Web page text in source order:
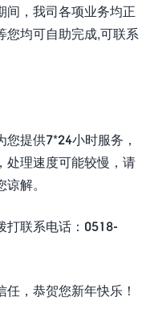
间，我司各项业务均正
您均可自助完成,可联系
提供7*24小时服务，
处理速度可能较慢，请
解。
打联系电话：0518-
，恭贺您新年快乐！